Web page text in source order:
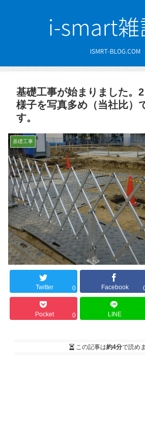
基礎工事が始まりました。
様子を写真多め（当社比）
す。
基礎工事
Twitter 0 Facebook
Pocket 0 LINE
この記事は約4分で読め